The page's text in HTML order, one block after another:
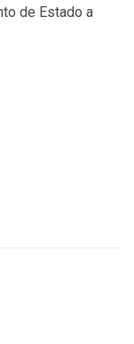
de Estado a